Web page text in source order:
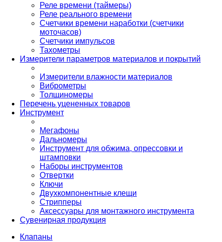
Реле времени (таймеры)
Реле реального времени
Счетчики времени наработки (счетчики
моточасов)
Счетчики импульсов
Тахометры
Измерители параметров материалов и покрытий
Измерители влажности материалов
Виброметры
Толщиномеры
Перечень уцененных товаров
Инструмент
Мегафоны
Дальномеры
Инструмент для обжима, опрессовки и
штамповки
Наборы инструментов
Отвертки
Ключи
Двухкомпонентные клещи
Стрипперы
Аксессуары для монтажного инструмента
Сувенирная продукция
Клапаны